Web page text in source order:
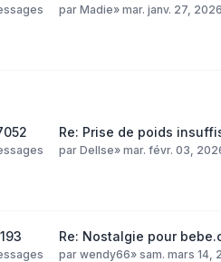
par Madie» mar. janv. 27,
Re: Prise de poids
par DelIse» mar. févr. 03,
Re: Nostalgie pour
par wendy66» sam. mars 14,